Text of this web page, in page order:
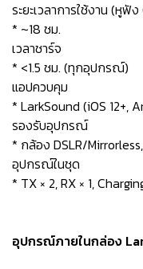
ระยะเวลาการใช้งาน (หูฟัง
* ~18 ชม.
เวลาชาร์จ
* <1.5 ชม. (ทุกอุปกรณ์)
แอปควบคุม
* LarkSound (iOS 12+,
รองรับอุปกรณ์
* กล้อง DSLR/
อุปกรณ์ในชุด
* TX × 2, RX × 1,
อุปกรณ์ภายในกล่อง